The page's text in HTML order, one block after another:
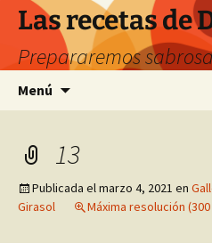
Saltar
contenido
Las recetas de
Prepararemos
Menú
13
Publicada elmarzo 4, 2021 en
Girasol
Máxima resolución (300